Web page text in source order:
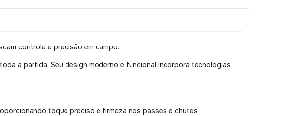
controle e precisão em campo.
a partida. Seu design moderno e funcional incorpora tecnologias
toque preciso e firmeza nos passes e chutes.